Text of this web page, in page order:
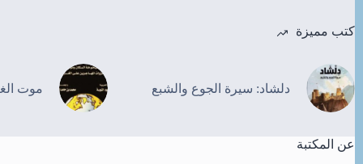
كتب مميزة
دلشاد: سيرة الجوع والشبع موت
عن المكتبة